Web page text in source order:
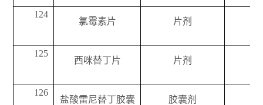
124
氯霉素片 片剂
125
西咪替丁片 片剂
126
盐酸雷尼替丁胶囊 胶囊剂